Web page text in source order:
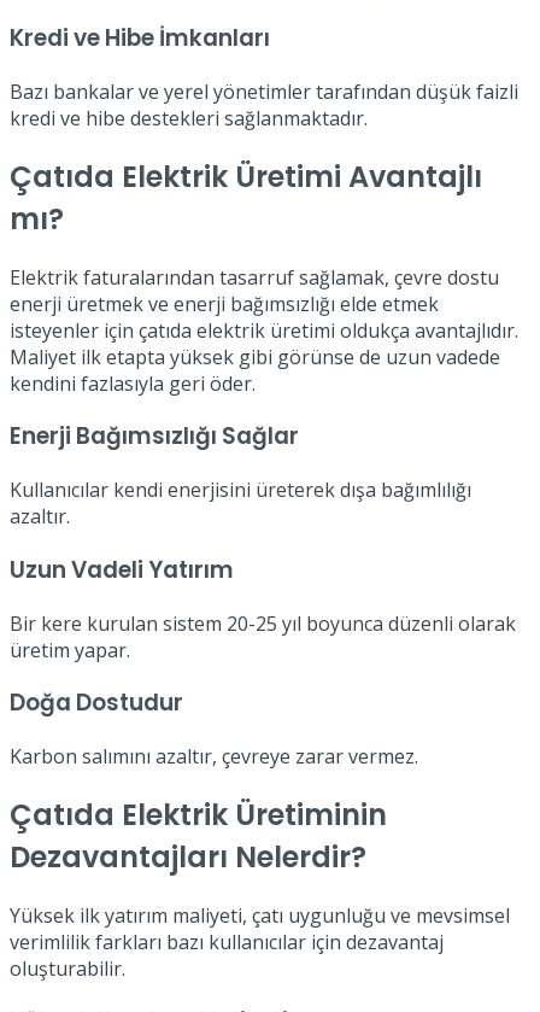
Kredi ve Hibe İmkanları
Bazı bankalar ve yerel yönetimler tarafından düşük faizli
kredi ve hibe destekleri sağlanmaktadır.
Çatıda Elektrik Üretimi Avantajlı
mı?
Elektrik faturalarından tasarruf sağlamak, çevre dostu
enerji üretmek ve enerji bağımsızlığı elde etmek
isteyenler için çatıda elektrik üretimi oldukça avantajlıdır.
Maliyet ilk etapta yüksek gibi görünse de uzun vadede
kendini fazlasıyla geri öder.
Enerji Bağımsızlığı Sağlar
Kullanıcılar kendi enerjisini üreterek dışa bağımlılığı
azaltır.
Uzun Vadeli Yatırım
Bir kere kurulan sistem 20-25 yıl boyunca düzenli olarak
üretim yapar.
Doğa Dostudur
Karbon salımını azaltır, çevreye zarar vermez.
Çatıda Elektrik Üretiminin
Dezavantajları Nelerdir?
Yüksek ilk yatırım maliyeti, çatı uygunluğu ve mevsimsel
verimlilik farkları bazı kullanıcılar için dezavantaj
oluşturabilir.